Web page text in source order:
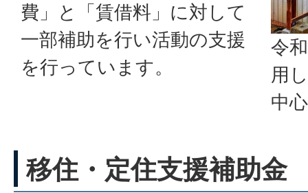
令
用
中
費」と「賃借料」に対して
一部補助を行い活動の支援
を行っています。
移住・定住支援補助金